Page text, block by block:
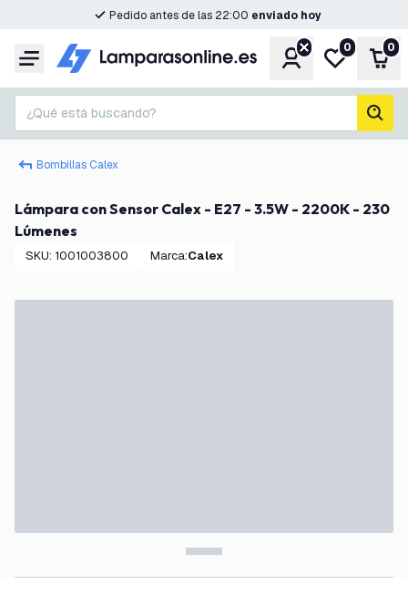
Pedido antes de las 22:00 enviado hoy
Menú CuentaMi lista de
0 0
¿Qué está buscando?
Bombillas Calex
Lámpara con Sensor Calex - E27 - 3.5W - 2200K - 230
Lúmenes
SKU: 1001003800 Marca: Calex